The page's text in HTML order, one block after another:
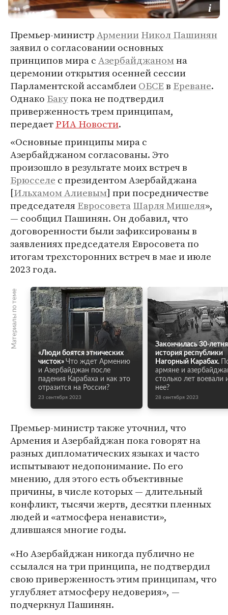
Премьер-министрАрменииНикол Пашинян
заявил о согласовании основных
принципов мира сАзербайджаномна
церемонии открытия осенней сессии
Парламентской ассамблеиОБСЕв Ереване.
Однако Бакупока не подтвердил
приверженность трем принципам,
передаетРИА Новости.
«Основные принципы мира с
Азербайджаном согласованы. Это
произошло в результате моих встреч в
Брюсселе с президентом Азербайджана
[Ильхамом Алиевым] при посредничестве
председателяЕвросоветаШарля Мишеля»,
— сообщил Пашинян. Он добавил, что
договоренности были зафиксированы в
заявлениях председателя Евросовета по
итогам трехсторонних встреч в мае и июле
2023 года.
Материалы по теме
«Люди боятся этнических
чисток» Что ждет Армению
и Азербайджан после
падения Карабаха и как это
отразится на России?
23 сентября 2023
Закончилась 30-
история республики
Нагорный Карабах.
армяне и
столько лет воевали
нее?
28 сентября 2023
Премьер-министр также уточнил, что
Армения и Азербайджан пока говорят на
разных дипломатических языках и часто
испытывают недопонимание. По его
мнению, для этого есть объективные
причины, в числе которых — длительный
конфликт, тысячи жертв, десятки пленных
людей и «атмосфера ненависти»,
длившаяся многие годы.
«Но Азербайджан никогда публично не
ссылался на три принципа, не подтвердил
свою приверженность этим принципам, что
углубляет атмосферу недоверия», —
подчеркнул Пашинян.